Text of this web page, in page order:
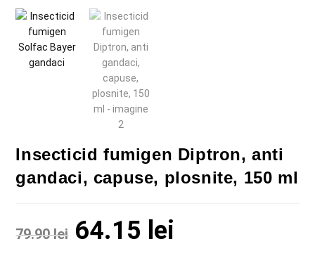
Insecticid fumigen Diptron, anti
gandaci, capuse, plosnite, 150 ml
79.90lei 64.15 lei